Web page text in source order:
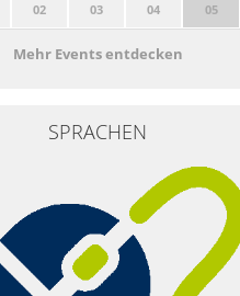
02 03 04 05
Mehr Events entdecken
SPRACHEN